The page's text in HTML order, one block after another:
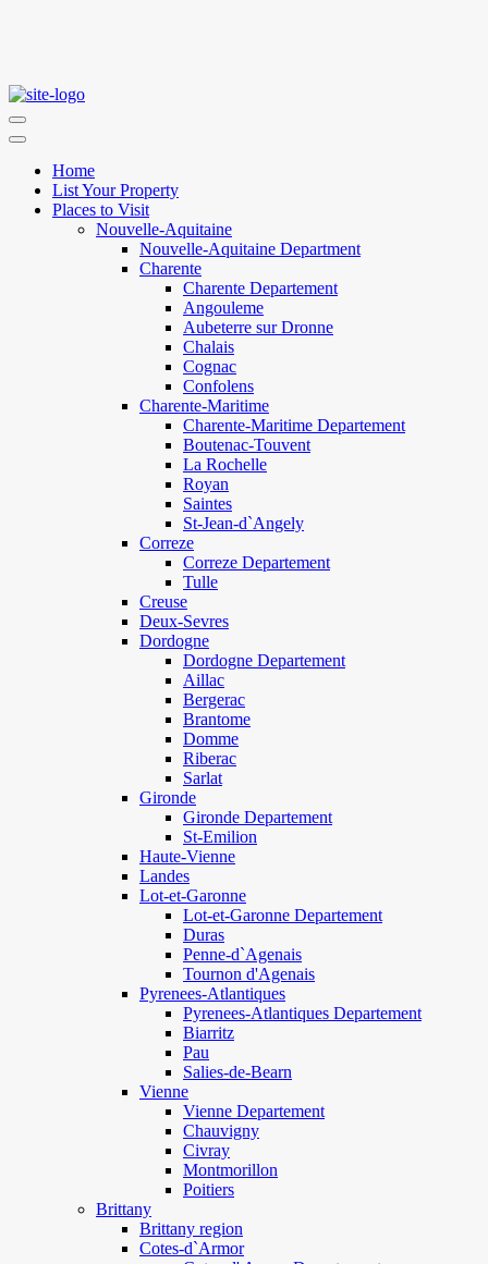
Home
List Your Property
Places to Visit
Nouvelle-Aquitaine
Nouvelle-Aquitaine Department
Charente
Charente Departement
Angouleme
Aubeterre sur Dronne
Chalais
Cognac
Confolens
Charente-Maritime
Charente-Maritime Departement
Boutenac-Touvent
La Rochelle
Royan
Saintes
St-Jean-d`Angely
Correze
Correze Departement
Tulle
Creuse
Deux-Sevres
Dordogne
Dordogne Departement
Aillac
Bergerac
Brantome
Domme
Riberac
Sarlat
Gironde
Gironde Departement
St-Emilion
Haute-Vienne
Landes
Lot-et-Garonne
Lot-et-Garonne Departement
Duras
Penne-d`Agenais
Tournon d'Agenais
Pyrenees-Atlantiques
Pyrenees-Atlantiques Departement
Biarritz
Pau
Salies-de-Bearn
Vienne
Vienne Departement
Chauvigny
Civray
Montmorillon
Poitiers
Brittany
Brittany region
Cotes-d`Armor